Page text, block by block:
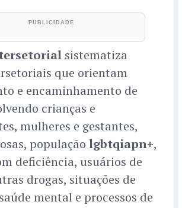
sistematiza
que orientam
e encaminhamento de
crianças e
mulheres e gestantes,
população lgbtqiapn+,
deficiência, usuários de
drogas, situações de
mental e processos de